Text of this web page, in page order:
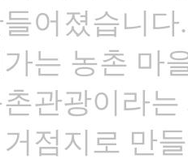
어졌습니다.
는 농촌 마
관광이라는
점지로 만